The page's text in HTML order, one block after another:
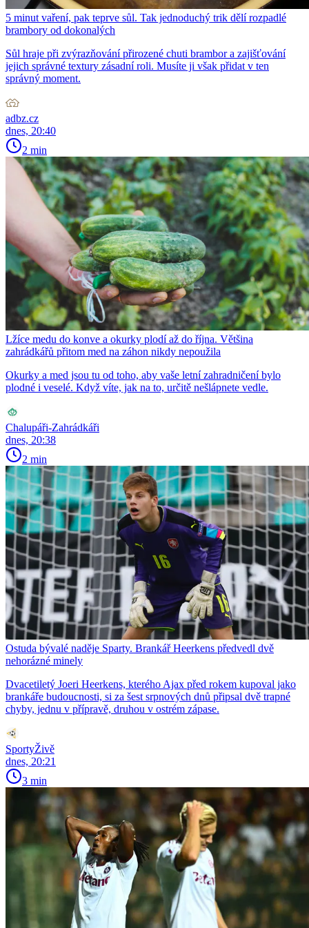
5 minut vaření, pak teprve sůl. Tak jednoduchý trik dělí rozpadlé
brambory od dokonalých
Sůl hraje při zvýrazňování přirozené chuti brambor a zajišťování
jejich správné textury zásadní roli. Musíte ji však přidat v ten
správný moment.
adbz.cz
dnes, 20:40
2 min
Lžíce medu do konve a okurky plodí až do října. Většina
zahrádkářů přitom med na záhon nikdy nepoužila
Okurky a med jsou tu od toho, aby vaše letní zahradničení bylo
plodné i veselé. Když víte, jak na to, určitě nešlápnete vedle.
Chalupáři-Zahrádkáři
dnes, 20:38
2 min
Ostuda bývalé naděje Sparty. Brankář Heerkens předvedl dvě
nehorázné minely
Dvacetiletý Joeri Heerkens, kterého Ajax před rokem kupoval jako
brankáře budoucnosti, si za šest srpnových dnů připsal dvě trapné
chyby, jednu v přípravě, druhou v ostrém zápase.
SportyŽivě
dnes, 20:21
3 min